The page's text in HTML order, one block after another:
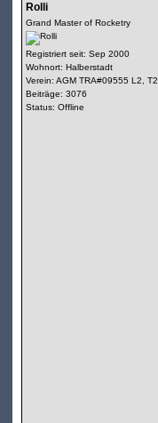
Rolli
Grand Master of Rocketry
Registriert seit: Sep 2000
Wohnort: Halberstadt
Verein: AGM TRA#09555 L2, T2
Beiträge: 3076
Status: Offline